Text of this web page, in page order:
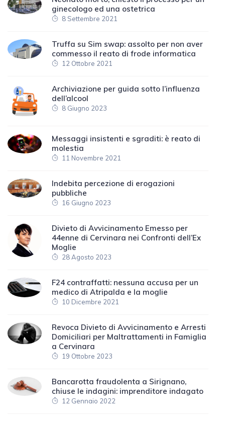
ginecologo ed una ostetrica
8 Settembre 2021
Truffa su Sim swap: assolto per non aver
commesso il reato di frode informatica
12 Ottobre 2021
Archiviazione per guida sotto l’influenza
dell’alcool
8 Giugno 2023
Messaggi insistenti e sgraditi: è reato di
molestia
11 Novembre 2021
Indebita percezione di erogazioni
pubbliche
16 Giugno 2023
Divieto di Avvicinamento Emesso per
44enne di Cervinara nei Confronti dell’Ex
Moglie
28 Agosto 2023
F24 contraffatti: nessuna accusa per un
medico di Atripalda e la moglie
10 Dicembre 2021
Revoca Divieto di Avvicinamento e Arresti
Domiciliari per Maltrattamenti in Famiglia
a Cervinara
19 Ottobre 2023
Bancarotta fraudolenta a Sirignano,
chiuse le indagini: imprenditore indagato
12 Gennaio 2022